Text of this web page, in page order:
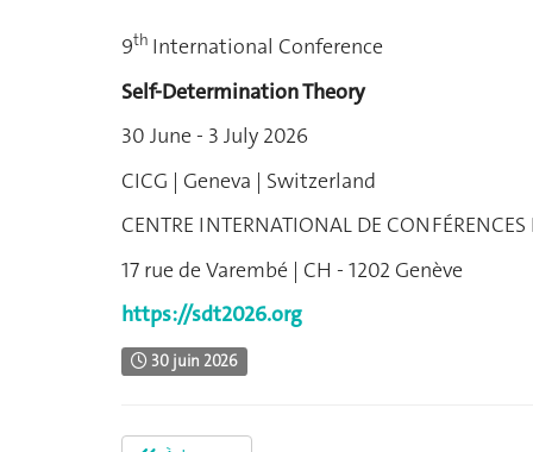
9th International Conference
Self-Determination Theory
30 June - 3 July 2026
CICG | Geneva | Switzerland
CENTRE INTERNATIONAL DE CONFÉRENCES
17 rue de Varembé | CH - 1202 Genève
https://sdt2026.org
30 juin 2026